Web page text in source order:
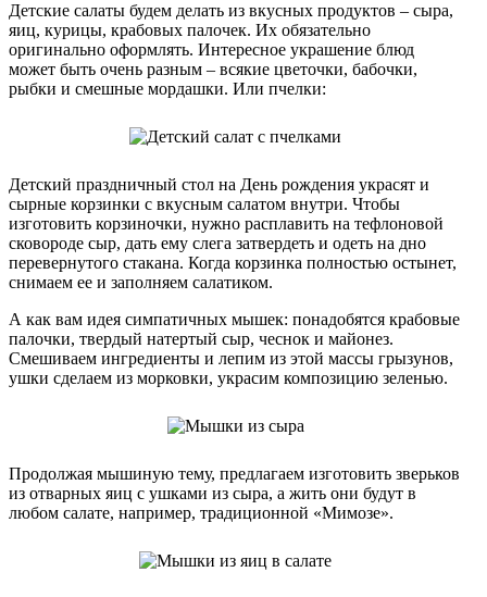
Детские салаты будем делать из вкусных продуктов – сыра,
яиц, курицы, крабовых палочек. Их обязательно
оригинально оформлять. Интересное украшение блюд
может быть очень разным – всякие цветочки, бабочки,
рыбки и смешные мордашки. Или пчелки:
Детский праздничный стол на День рождения украсят и
сырные корзинки с вкусным салатом внутри. Чтобы
изготовить корзиночки, нужно расплавить на тефлоновой
сковороде сыр, дать ему слега затвердеть и одеть на дно
перевернутого стакана. Когда корзинка полностью остынет,
снимаем ее и заполняем салатиком.
А как вам идея симпатичных мышек: понадобятся крабовые
палочки, твердый натертый сыр, чеснок и майонез.
Смешиваем ингредиенты и лепим из этой массы грызунов,
ушки сделаем из морковки, украсим композицию зеленью.
Продолжая мышиную тему, предлагаем изготовить зверьков
из отварных яиц с ушками из сыра, а жить они будут в
любом салате, например, традиционной «Мимозе».